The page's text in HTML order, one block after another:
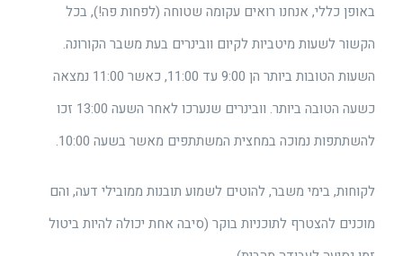
באופן כללי, אנחנו רואים עקומה שטוחה (לפחות פה!), בכל
הקשור לשעות מיטביות לקיום וובינרים בעת משבר הקורונה.
השעות הטובות ביותר הן 9:00 עד 11:00, כאשר 11:00 נמצאה
כשעה הטובה ביותר. וובינרים שנערכו לאחר השעה 13:00 זכו
להשתתפות נמוכה במחצית המשתתפים מאשר בשעה 10:00.
לקוחות, בימי משבר, להוטים לשמוע תובנות ממובילי דעה, והם
מוכנים להצטרף לתוכניות בוקר (סיבה אחת יכולה להיות ביטול